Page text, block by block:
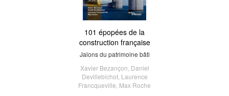
101 épopées de la
construction française
Jalons du patrimoine bâti
Xavier Bezançon Daniel
Devillebichot, Laurence
Francqueville Max Roche